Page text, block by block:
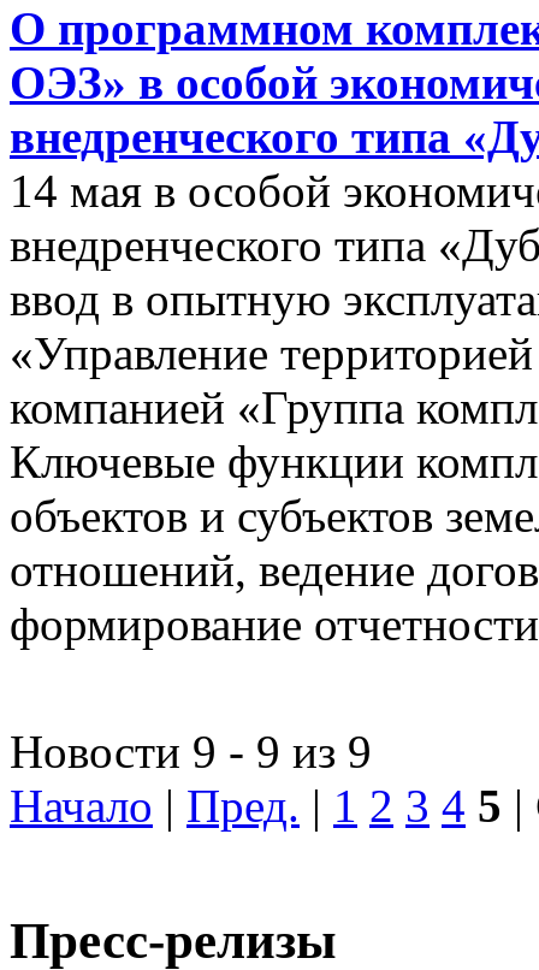
О программном
ОЭЗ» в особой
внедренческого типа
14 мая в особой
внедренческого типа
ввод в опытную
«Управление
компанией «Группа
Ключевые функции
объектов и субъектов
отношений, ведение
формирование
Новости 9 - 9 из 9
Начало | Пред. | 1 2 3 4 5 |
Пресс-релизы